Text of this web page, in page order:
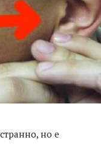
но е